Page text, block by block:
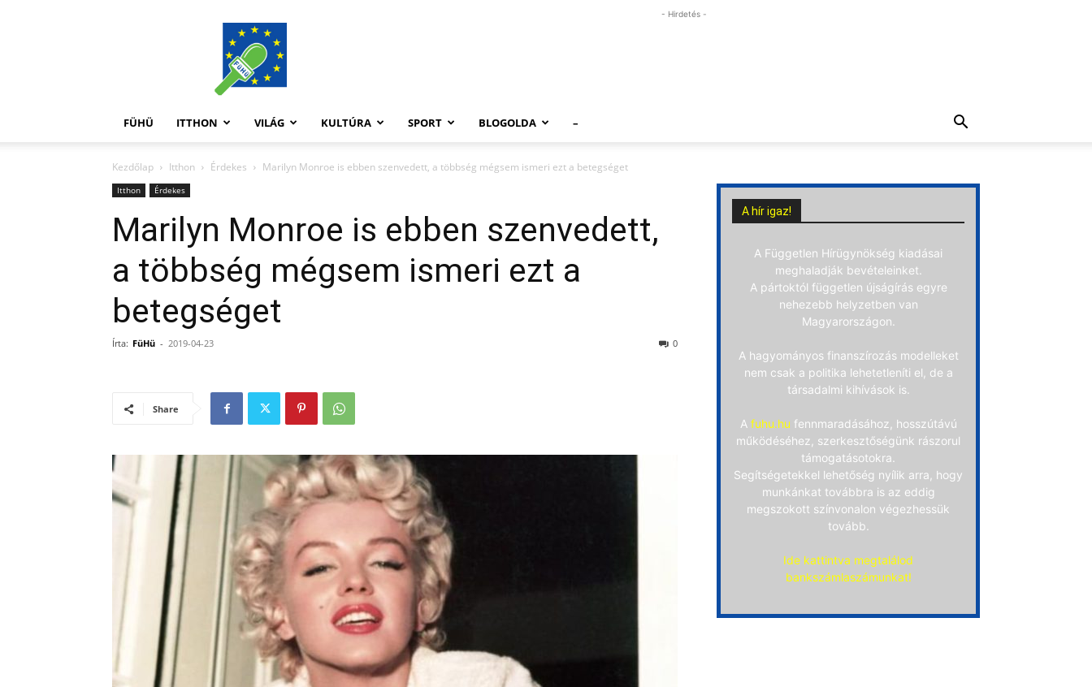
FüHü
- Hirdetés -
FÜHÜ ITTHON VILÁG KULTÚRA SPORT BLOGOLDA –
Kezdőlap Itthon Érdekes Marilyn Monroe is ebben szenvedett, a többség mégsem ismeri ezt a betegséget
Itthon Érdekes
Marilyn Monroe is ebben szenvedett,
a többség mégsem ismeri ezt a
betegséget
Írta: FüHü - 2019-04-23 0
Share
A hír igaz!
A Független Hírügynökség kiadásai
meghaladják bevételeinket.
A pártoktól független újságírás egyre
nehezebb helyzetben van
Magyarországon.
A hagyományos finanszírozás modelleket
nem csak a politika lehetetleníti el, de a
társadalmi kihívások is.
A fuhu.hu fennmaradásához, hosszútávú
működéséhez, szerkesztőségünk rászorul
támogatásotokra.
Segítségetekkel lehetőség nyílik arra, hogy
munkánkat továbbra is az eddig
megszokott színvonalon végezhessük
tovább.
Ide kattintva megtalálod
bankszámlaszámunkat!